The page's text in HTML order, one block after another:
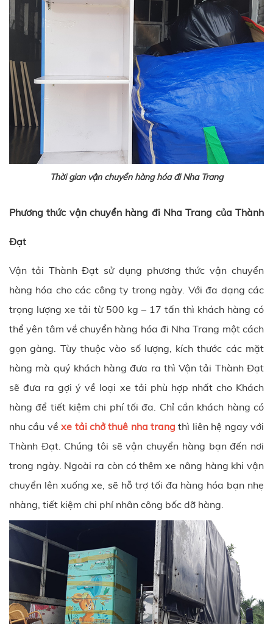
Thời gian vận chuyển hàng hóa đi Nha Trang
Phương thức vận chuyển hàng đi Nha Trang của Thành
Đạt
Vận tải Thành Đạt sử dụng phương thức vận chuyển
hàng hóa cho các công ty trong ngày. Với đa dạng các
trọng lượng xe tải từ 500 kg – 17 tấn thì khách hàng có
thể yên tâm về chuyển hàng hóa đi Nha Trang một cách
gọn gàng. Tùy thuộc vào số lượng, kích thước các mặt
hàng mà quý khách hàng đưa ra thì Vận tải Thành Đạt
sẽ đưa ra gợi ý về loại xe tải phù hợp nhất cho Khách
hàng để tiết kiệm chi phí tối đa. Chỉ cần khách hàng có
nhu cầu vềxe tải chở thuê nha trang thì liên hệ ngay với
Thành Đạt. Chúng tôi sẽ vận chuyển hàng bạn đến nơi
trong ngày. Ngoài ra còn có thêm xe nâng hàng khi vận
chuyển lên xuống xe, sẽ hỗ trợ tối đa hàng hóa bạn nhẹ
nhàng, tiết kiệm chi phí nhân công bốc dỡ hàng.